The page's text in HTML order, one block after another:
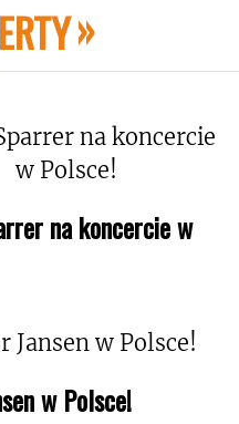
na koncercie w
w Polsce!